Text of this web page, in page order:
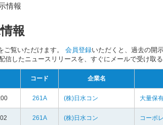
情報
報
ご覧いただけます。 会員登録いただくと、過去の開
信したニュースリリースを、すぐにメールで受け取
コード 企業名
261A (株)日水コン 大量保
261A (株)日水コン コーポ